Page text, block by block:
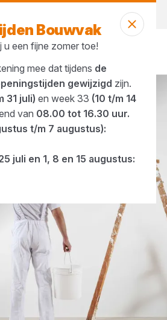
Bouwvak
u een fijne zomer toe!
mee dat tijdens de
gewijzigd zijn.
31 juli) en week 33 (10 t/m 14
van 08.00 tot 16.30 uur.
t/m 7 augustus):
juli en 1, 8 en 15 augustus: